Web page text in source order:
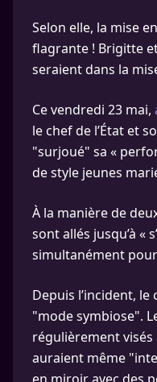
Selon elle, la mise
flagrante ! Brigitte
seraient dans la
Ce vendredi 23 mai,
le chef de l’État et
"surjoué" sa «
de style jeunes
À la manière de
sont allés jusqu’à «
simultanément
Depuis l’incident,
"mode symbiose".
régulièrement
auraient même